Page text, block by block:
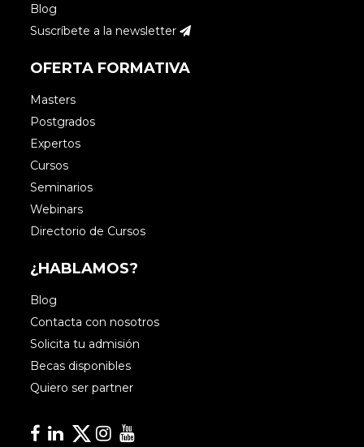
Blog
Suscríbete a la newsletter
OFERTA FORMATIVA
Masters
Postgrados
Expertos
Cursos
Seminarios
Webinars
Directorio de Cursos
¿HABLAMOS?
Blog
Contacta con nosotros
Solicita tu admisión
Becas disponibles
Quiero ser partner
Facebook
Linkedin
Linkedin
Instagram